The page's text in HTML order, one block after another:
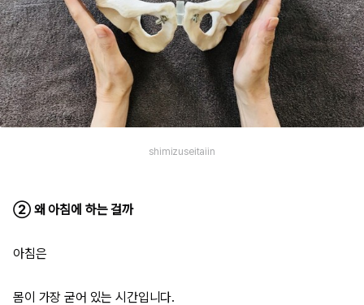
shimizuseitaiin
② 왜 아침에 하는 걸까
아침은
몸이 가장 굳어 있는 시간입니다.